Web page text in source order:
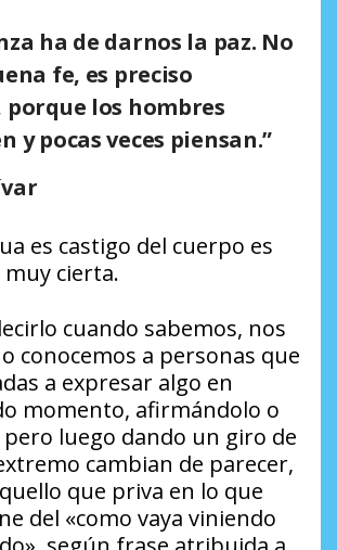
ha de darnos la paz. No
fe, es preciso
los hombres
y pocas veces piensan.”
es castigo del cuerpo es
cierta.
cuando sabemos, nos
conocemos a personas que
a expresar algo en
momento, afirmándolo o
luego dando un giro de
cambian de parecer,
que priva en lo que
del «como vaya viniendo